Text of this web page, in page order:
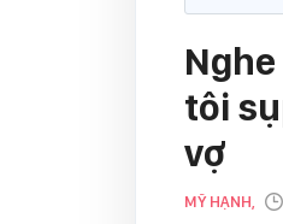
tôi
vợ
MỸ HẠNH,